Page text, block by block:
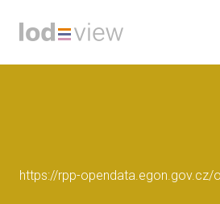
https://rpp-